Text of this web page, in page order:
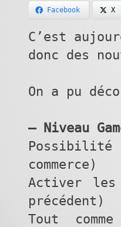
Facebook X
C’est
donc des
On a pu
– Niveau
Possibilité
commerce)
Activer
précédent)
Tout